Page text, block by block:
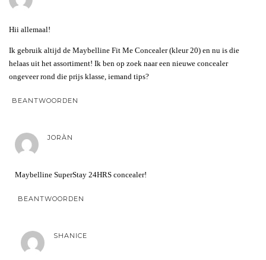
Hii allemaal!
Ik gebruik altijd de Maybelline Fit Me Concealer (kleur 20) en nu is die
helaas uit het assortiment! Ik ben op zoek naar een nieuwe concealer
ongeveer rond die prijs klasse, iemand tips?
BEANTWOORDEN
JORÀN
Maybelline SuperStay 24HRS concealer!
BEANTWOORDEN
SHANICE